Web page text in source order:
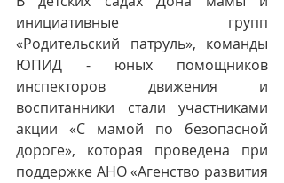
инициативные групп
«Родительский патруль», команды
ЮПИД - юных помощников
инспекторов движения и
воспитанники стали участниками
акции «С мамой по безопасной
дороге», которая проведена при
поддержке АНО «Агенство развития